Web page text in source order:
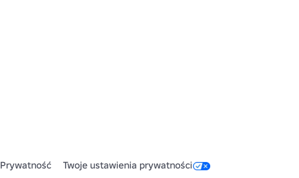
Prywatność Twoje ustawienia prywatności